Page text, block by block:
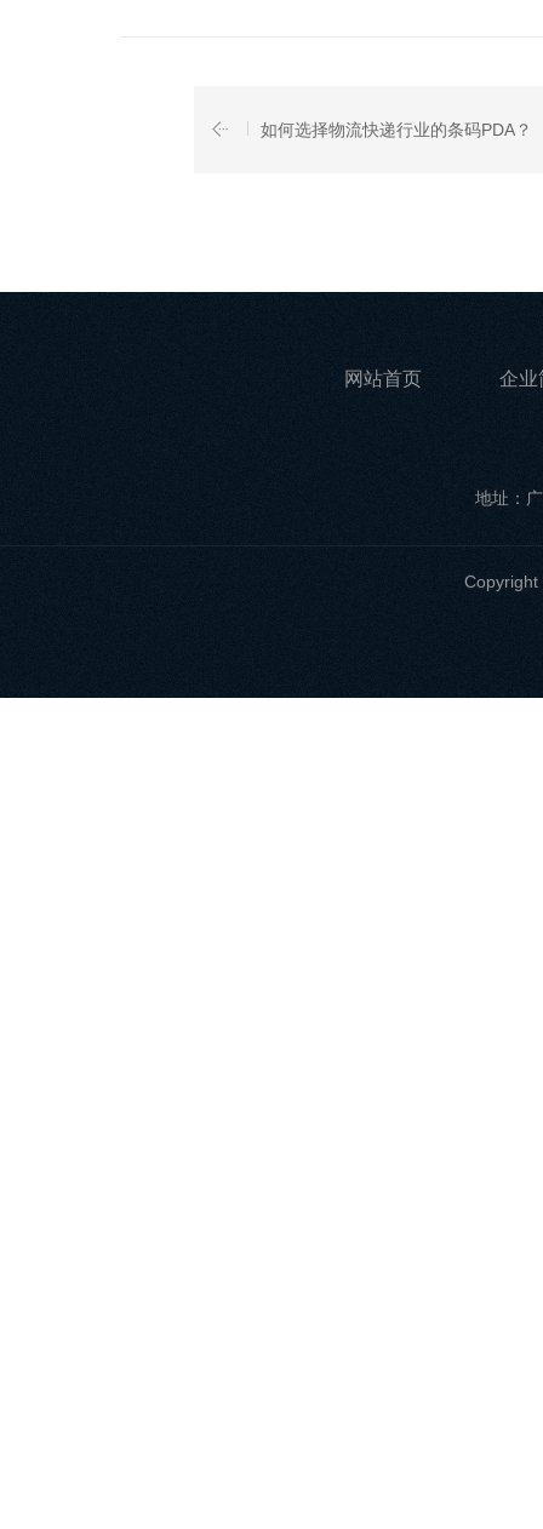
如何选择物流快递行业的条码PDA？
网站首页 企业
地址：